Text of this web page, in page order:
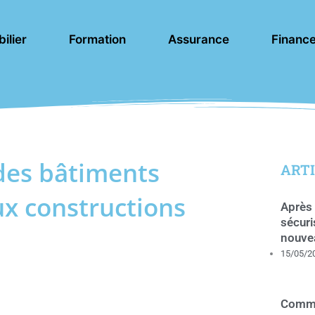
Formation Assurance
bâtiments
constructions
15/05/